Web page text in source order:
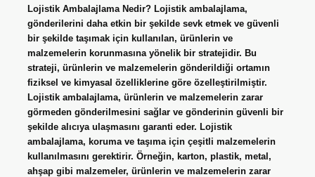
Lojistik Ambalajlama Nedir? Lojistik ambalajlama,
gönderilerini daha etkin bir şekilde sevk etmek ve güvenli
bir şekilde taşımak için kullanılan, ürünlerin ve
malzemelerin korunmasına yönelik bir stratejidir. Bu
strateji, ürünlerin ve malzemelerin gönderildiği ortamın
fiziksel ve kimyasal özelliklerine göre özelleştirilmiştir.
Lojistik ambalajlama, ürünlerin ve malzemelerin zarar
görmeden gönderilmesini sağlar ve gönderinin güvenli bir
şekilde alıcıya ulaşmasını garanti eder. Lojistik
ambalajlama, koruma ve taşıma için çeşitli malzemelerin
kullanılmasını gerektirir. Örneğin, karton, plastik, metal,
ahşap gibi malzemeler, ürünlerin ve malzemelerin zarar